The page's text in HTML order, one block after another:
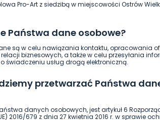
Pro-Art z siedzibą w miejscowości Ostrów
Państwa dane osobowe?
są w celu nawiązania kontaktu, opracowania
biznesowych, a także w celu przesyłania
świadczeniu usług drogą elektroniczną.
przetwarzać Państwa
danych osobowych, jest artykuł 6
2016/679 z dnia 27 kwietnia 2016 r. w sprawie
WASZE INFO WSZYSTKICH ŚWIĘTYCH